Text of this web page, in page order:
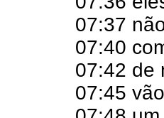
07:37
07:40
07:42 de
07:45